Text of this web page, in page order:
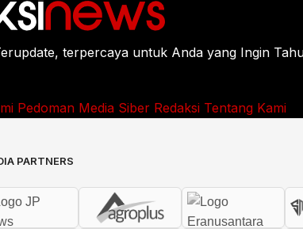
terpercaya untuk Anda yang Ingin
Pedoman Media Siber Redaksi Tentang Kami
PARTNERS